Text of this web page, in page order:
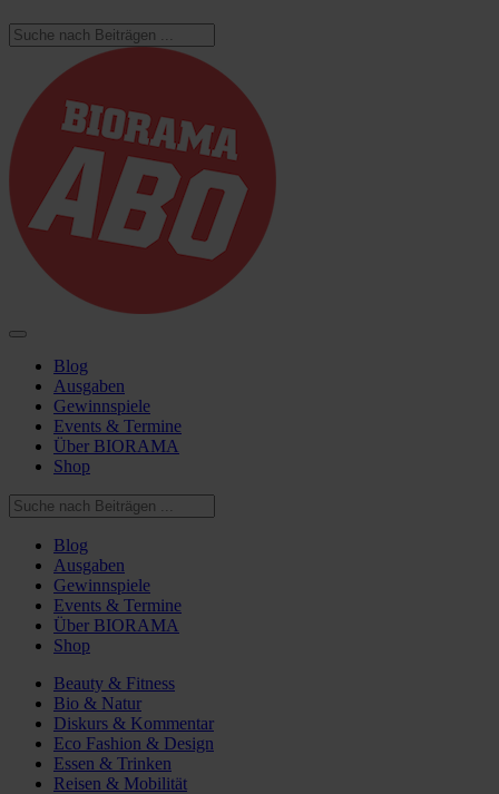
Blog
Ausgaben
Gewinnspiele
Events & Termine
Über BIORAMA
Shop
Blog
Ausgaben
Gewinnspiele
Events & Termine
Über BIORAMA
Shop
Beauty & Fitness
Bio & Natur
Diskurs & Kommentar
Eco Fashion & Design
Essen & Trinken
Reisen & Mobilität